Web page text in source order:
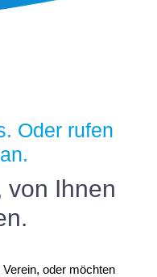
Oder rufen
von Ihnen
oder möchten